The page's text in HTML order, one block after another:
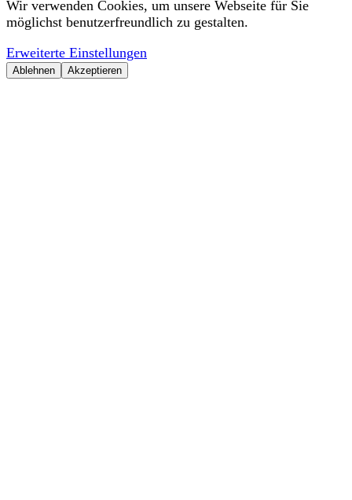
Wir verwenden Cookies, um unsere Webseite für Sie
möglichst benutzerfreundlich zu gestalten.
Erweiterte Einstellungen
Ablehnen Akzeptieren